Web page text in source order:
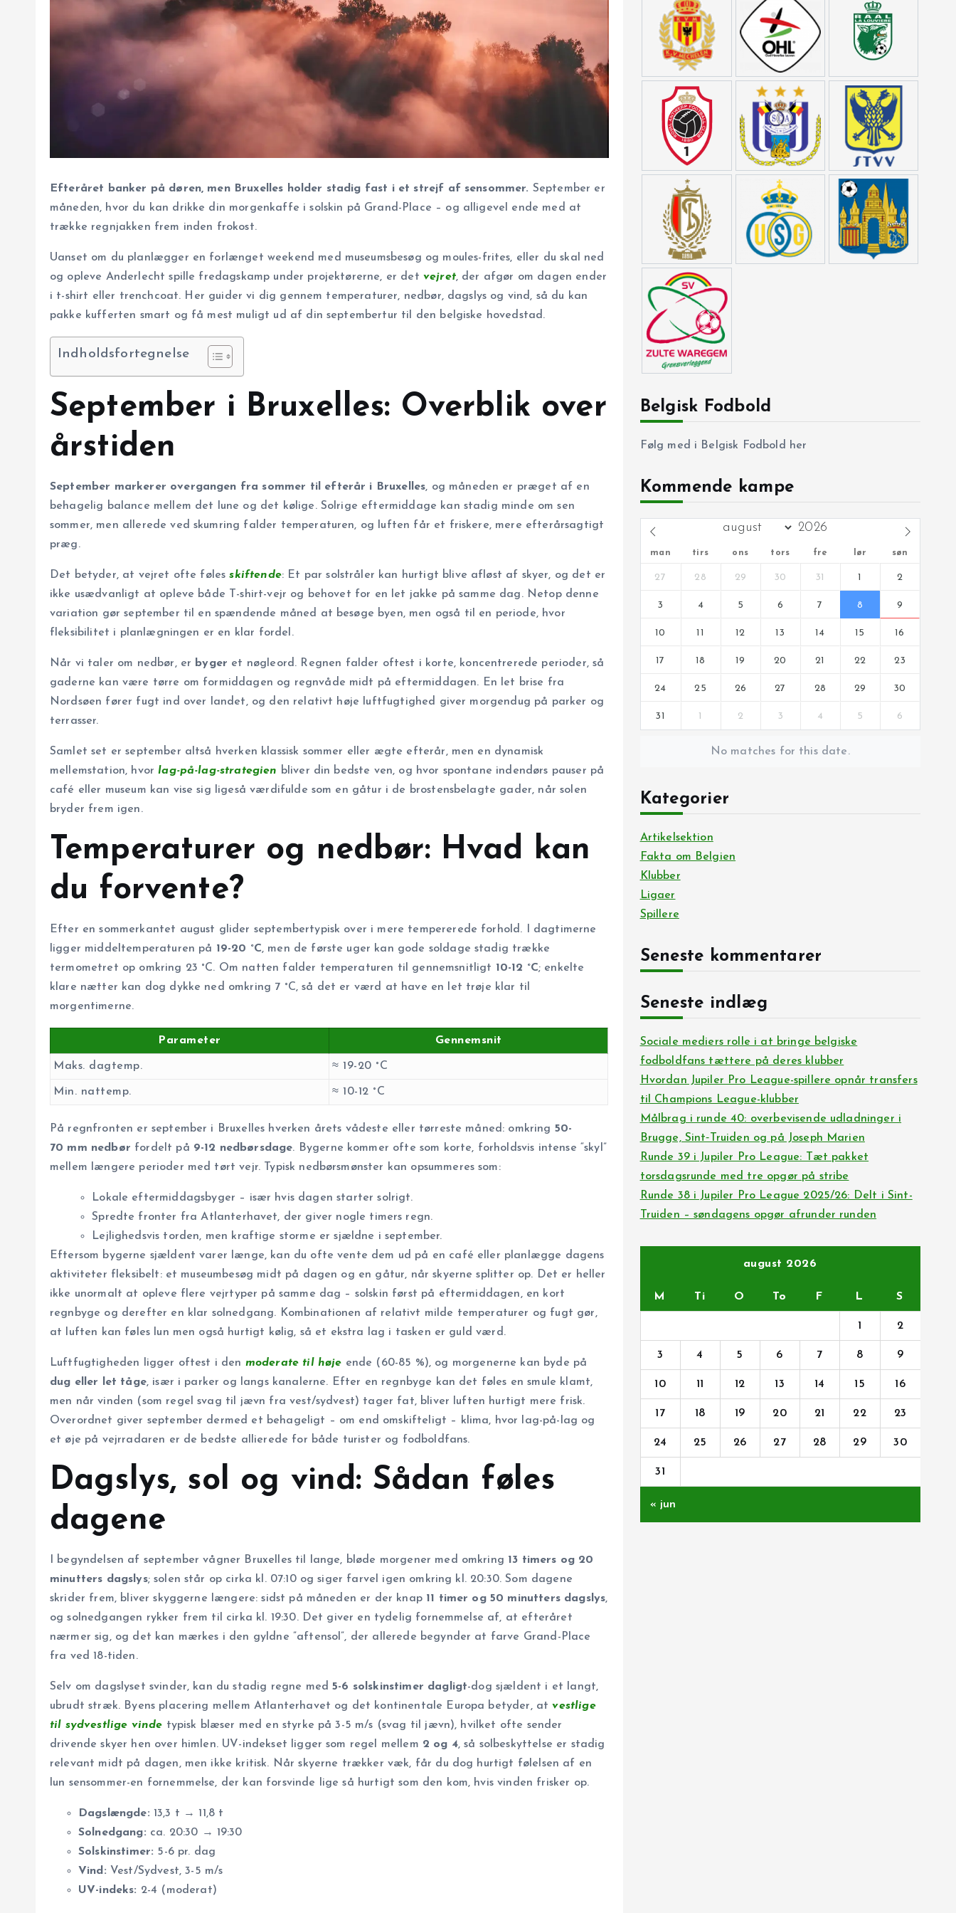
Efteråret banker på døren, men Bruxelles holder stadig fast i et strejf af sensommer. September er
måneden, hvor du kan drikke din morgenkaffe i solskin på Grand-Place – og alligevel ende med at
trække regnjakken frem inden frokost.
Uanset om du planlægger en forlænget weekend med museumsbesøg og moules-frites, eller du skal ned
og opleve Anderlecht spille fredagskamp under projektørerne, er det vejret, der afgør om dagen ender
i t-shirt eller trenchcoat. Her guider vi dig gennem temperaturer, nedbør, dagslys og vind, så du kan
pakke kufferten smart og få mest muligt ud af din septembertur til den belgiske hovedstad.
Indholdsfortegnelse
September i Bruxelles: Overblik over
årstiden
September markerer overgangen fra sommer til efterår i Bruxelles, og måneden er præget af en
behagelig balance mellem det lune og det kølige. Solrige eftermiddage kan stadig minde om sen
sommer, men allerede ved skumring falder temperaturen, og luften får et friskere, mere efterårsagtigt
præg.
Det betyder, at vejret ofte følesskiftende: Et par solstråler kan hurtigt blive afløst af skyer, og det er
ikke usædvanligt at opleve både T-shirt-vejr og behovet for en let jakke på samme dag. Netop denne
variation gør september til en spændende måned at besøge byen, men også til en periode, hvor
fleksibilitet i planlægningen er en klar fordel.
Når vi taler om nedbør, er byger et nøgleord. Regnen falder oftest i korte, koncentrerede perioder, så
gaderne kan være tørre om formiddagen og regnvåde midt på eftermiddagen. En let brise fra
Nordsøen fører fugt ind over landet, og den relativt høje luftfugtighed giver morgendug på parker og
terrasser.
Samlet set er september altså hverken klassisk sommer eller ægte efterår, men en dynamisk
mellemstation, hvorlag-på-lag-strategien bliver din bedste ven, og hvor spontane indendørs pauser på
café eller museum kan vise sig ligeså værdifulde som en gåtur i de brostensbelagte gader, når solen
bryder frem igen.
Temperaturer og nedbør: Hvad kan
du forvente?
Efter en sommerkantet august glider septembertypisk over i mere tempererede forhold. I dagtimerne
ligger middeltemperaturen på 19-20 °C, men de første uger kan gode soldage stadig trække
termometret op omkring 23 °C. Om natten falder temperaturen til gennemsnitligt 10-12 °C; enkelte
klare nætter kan dog dykke ned omkring 7 °C, så det er værd at have en let trøje klar til
morgentimerne.
Parameter Gennemsnit
Maks. dagtemp. ≈ 19-20 °C
Min. nattemp. ≈ 10-12 °C
På regnfronten er september i Bruxelles hverken årets vådeste eller tørreste måned: omkring 50-
70 mm nedbør fordelt på 9-12 nedbørsdage. Bygerne kommer ofte som korte, forholdsvis intense “skyl”
mellem længere perioder med tørt vejr. Typisk nedbørsmønster kan opsummeres som:
Lokale eftermiddagsbyger – især hvis dagen starter solrigt.
Spredte fronter fra Atlanterhavet, der giver nogle timers regn.
Lejlighedsvis torden, men kraftige storme er sjældne i september.
Eftersom bygerne sjældent varer længe, kan du ofte vente dem ud på en café eller planlægge dagens
aktiviteter fleksibelt: et museumbesøg midt på dagen og en gåtur, når skyerne splitter op. Det er heller
ikke unormalt at opleve flere vejrtyper på samme dag – solskin først på eftermiddagen, en kort
regnbyge og derefter en klar solnedgang. Kombinationen af relativt milde temperaturer og fugt gør,
at luften kan føles lun men også hurtigt kølig, så et ekstra lag i tasken er guld værd.
Luftfugtigheden ligger oftest i den moderate til høje ende (60-85 %), og morgenerne kan byde på
dug eller let tåge, især i parker og langs kanalerne. Efter en regnbyge kan det føles en smule klamt,
men når vinden (som regel svag til jævn fra vest/sydvest) tager fat, bliver luften hurtigt mere frisk.
Overordnet giver september dermed et behageligt – om end omskifteligt – klima, hvor lag-på-lag og
et øje på vejrradaren er de bedste allierede for både turister og fodboldfans.
Dagslys, sol og vind: Sådan føles
dagene
I begyndelsen af september vågner Bruxelles til lange, bløde morgener med omkring 13 timers og 20
minutters dagslys; solen står op cirka kl. 07:10 og siger farvel igen omkring kl. 20:30. Som dagene
skrider frem, bliver skyggerne længere: sidst på måneden er der knap 11 timer og 50 minutters dagslys,
og solnedgangen rykker frem til cirka kl. 19:30. Det giver en tydelig fornemmelse af, at efteråret
nærmer sig, og det kan mærkes i den gyldne ”aftensol”, der allerede begynder at farve Grand-Place
fra ved 18-tiden.
Selv om dagslyset svinder, kan du stadig regne med5-6 solskinstimer dagligt-dog sjældent i et langt,
ubrudt stræk. Byens placering mellem Atlanterhavet og det kontinentale Europa betyder, atvestlige
til sydvestlige vinde typisk blæser med en styrke på 3-5 m/s (svag til jævn), hvilket ofte sender
drivende skyer hen over himlen. UV-indekset ligger som regel mellem 2 og 4, så solbeskyttelse er stadig
relevant midt på dagen, men ikke kritisk. Når skyerne trækker væk, får du dog hurtigt følelsen af en
lun sensommer-en fornemmelse, der kan forsvinde lige så hurtigt som den kom, hvis vinden frisker op.
Dagslængde: 13,3 t → 11,8 t
Solnedgang: ca. 20:30 → 19:30
Solskinstimer: 5-6 pr. dag
Vind: Vest/Sydvest, 3-5 m/s
UV-indeks: 2-4 (moderat)
Belgisk Fodbold
Følg med i Belgisk Fodbold her
Kommende kampe
man tirs ons tors fre lør søn
27 28 29 30 31 1 2
3 4 5 6 7 8 9
10 11 12 13 14 15 16
17 18 19 20 21 22 23
24 25 26 27 28 29 30
31 1 2 3 4 5 6
No matches for this date.
Kategorier
Artikelsektion
Fakta om Belgien
Klubber
Ligaer
Spillere
Seneste kommentarer
Seneste indlæg
Sociale mediers rolle i at bringe belgiske
fodboldfans tættere på deres klubber
Hvordan Jupiler Pro League-spillere opnår transfers
til Champions League-klubber
Målbrag i runde 40: overbevisende udladninger i
Brugge, Sint‑Truiden og på Joseph Marien
Runde 39 i Jupiler Pro League: Tæt pakket
torsdagsrunde med tre opgør på stribe
Runde 38 i Jupiler Pro League 2025/26: Delt i Sint-
Truiden – søndagens opgør afrunder runden
august 2026
M Ti O To F L S
1 2
3 4 5 6 7 8 9
10 11 12 13 14 15 16
17 18 19 20 21 22 23
24 25 26 27 28 29 30
31
« jun